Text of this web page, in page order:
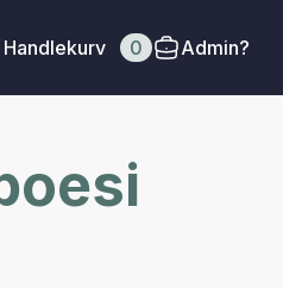
Handlekurv 0 Admin?